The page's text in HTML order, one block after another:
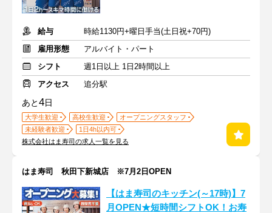
給与
時給1130円+曜日手当(土日祝+70円)
雇用形態
アルバイト・パート
シフト
週1日以上 1日2時間以上
アクセス
追分駅
あと4日
大学生歓迎 高校生歓迎
オープニングスタッフ
未経験者歓迎
1日4h以内可
株式会社はま寿司の求人一覧を見る
はま寿司 秋田下新城店 ※7月2日OPEN
【はま寿司のキッチン(～17時)】7
月OPEN★短時間シフトOK！お寿